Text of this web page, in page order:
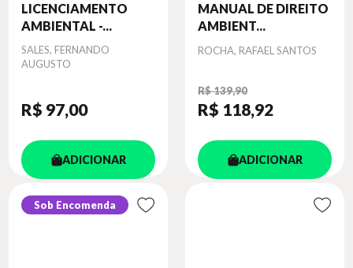
LICENCIAMENTO
AMBIENTAL -...
Autor
SALES, FERNANDO
AUGUSTO
R$ 97,00
ADICIONAR
MANUAL DE DIREITO
AMBIENT...
Autor
ROCHA, RAFAEL SANTOS
R$ 139,90
R$ 118,92
ADICIONAR
Sob Encomenda